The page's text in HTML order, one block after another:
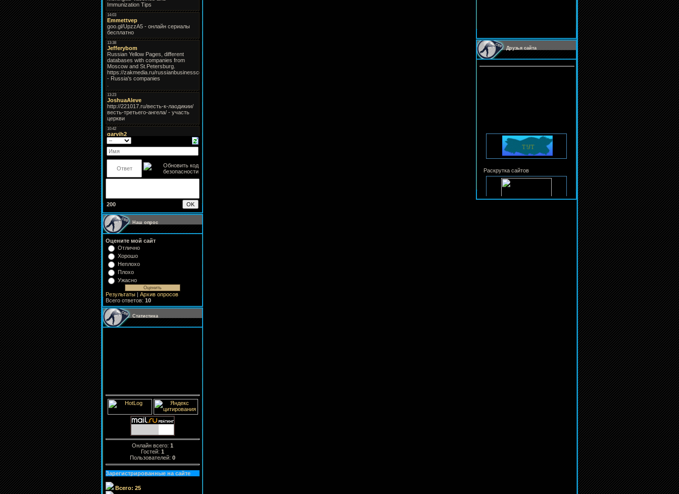
200
Наш опрос
Оцените мой сайт
Отлично
Хорошо
Неплохо
Плохо
Ужасно
Результаты | Архив опросов
Всего ответов: 10
Статистика
Онлайн всего: 1
Гостей: 1
Пользователей: 0
Зарегистрированные на сайте
Всего: 25
Друзья сайта